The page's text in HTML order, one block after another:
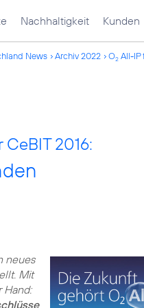
Nachhaltigkeit Kunden
News Archiv 2022 O2 All-IP
2016:
neues
Mit